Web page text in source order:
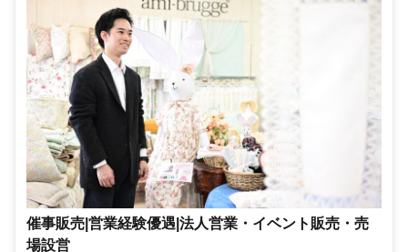
催事販売|営業経験優遇|法人営業・イベント販売・売
場設営